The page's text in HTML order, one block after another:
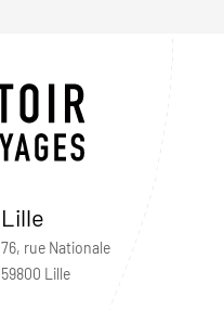
Lille
76, rue Nationale
59800 Lille